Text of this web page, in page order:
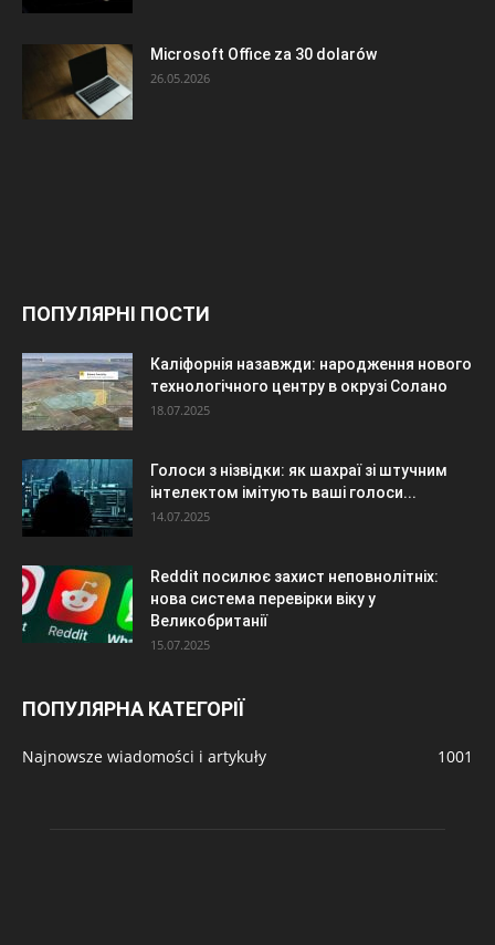
Microsoft Office za 30 dolarów
26.05.2026
ПОПУЛЯРНІ ПОСТИ
Каліфорнія назавжди: народження нового
технологічного центру в окрузі Солано
18.07.2025
Голоси з нізвідки: як шахраї зі штучним
інтелектом імітують ваші голоси...
14.07.2025
Reddit посилює захист неповнолітніх:
нова система перевірки віку у
Великобританії
15.07.2025
ПОПУЛЯРНА КАТЕГОРІЇ
Najnowsze wiadomości i artykuły 1001